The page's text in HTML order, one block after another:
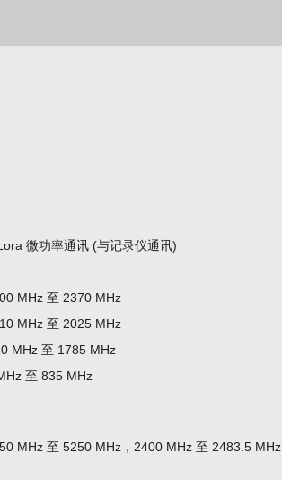
微功率通讯 (与记录仪通讯)
MHz 至 2370 MHz
MHz 至 2025 MHz
MHz 至 1785 MHz
至 835 MHz
MHz 至 5250 MHz，2400 MHz 至 2483.5 MHz